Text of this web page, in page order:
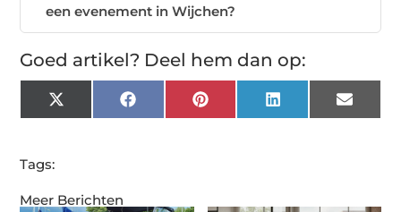
Meer Berichten
een evenement in Wijchen?
Goed artikel? Deel hem dan op:
X
(Twitter)
FacebookPinterest LinkedIn Email
Tags: